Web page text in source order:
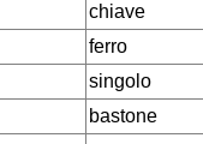
chiave
ferro
singolo
bastone